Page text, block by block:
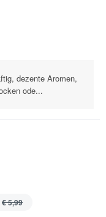
dezente Aromen,
ode...
€ 5,99